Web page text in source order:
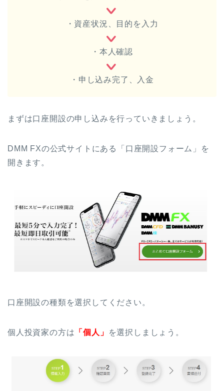
・資産状況、目的を入力
・本人確認
・申し込み完了、入金
まずは口座開設の申し込みを行っていきましょう。
DMM FXの公式サイトにある「口座開設フォーム」を
開きます。
口座開設の種類を選択してください。
個人投資家の方は 「個人」 を選択しましょう。